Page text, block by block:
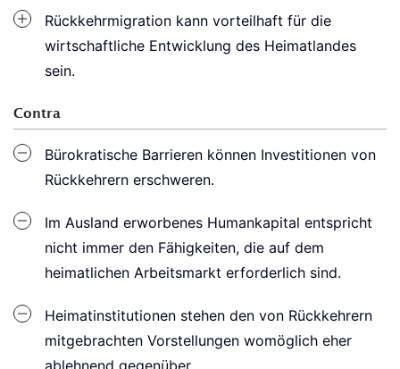
Rückkehrmigration kann vorteilhaft für die
wirtschaftliche Entwicklung des Heimatlandes
sein.
Contra
Bürokratische Barrieren können Investitionen von
Rückkehrern erschweren.
Im Ausland erworbenes Humankapital entspricht
nicht immer den Fähigkeiten, die auf dem
heimatlichen Arbeitsmarkt erforderlich sind.
Heimatinstitutionen stehen den von Rückkehrern
mitgebrachten Vorstellungen womöglich eher